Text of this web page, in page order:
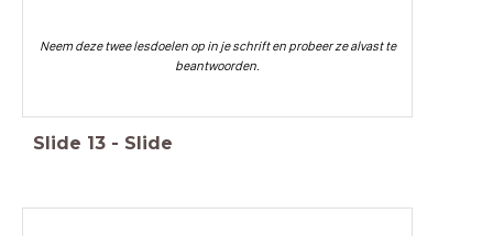
Neem deze twee lesdoelen op in je schrift en probeer ze alvast te
beantwoorden.
Slide 13 - Slide